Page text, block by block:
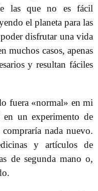
las que no es fácil
el planeta para las
disfrutar una vida
muchos casos, apenas
y resultan fáciles
fuera «normal» en mi
un experimento de
nada nuevo.
y artículos de
de segunda mano o,